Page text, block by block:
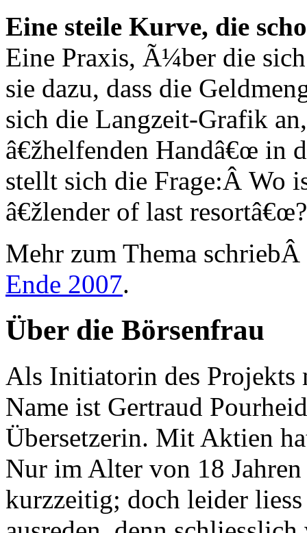
Eine steile Kurve, die
Eine Praxis, Ã¼ber die
sie dazu, dass die
sich die Langzeit-Grafik
â€žhelfenden Handâ€œ in
stellt sich die Frage:Â Wo
â€žlender of last resortâ€œ?
Mehr zum Thema
Ende 2007.
Über die Börsenfrau
Als Initiatorin des
Name ist Gertraud
Übersetzerin. Mit Aktien
Nur im Alter von 18
kurzzeitig; doch leider